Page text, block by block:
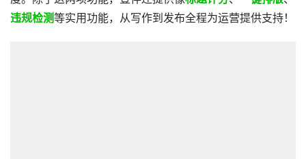
违规检测等实用功能，从写作到发布全程为运营提供支持！